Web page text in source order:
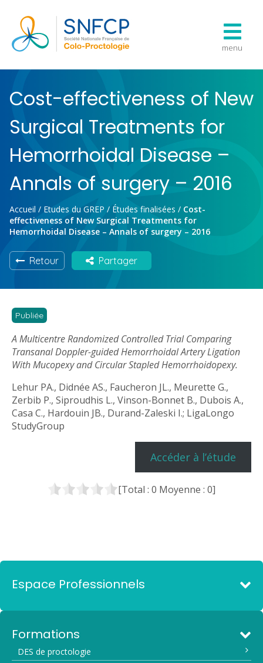
menu
Cost-effectiveness of New
Surgical Treatments for
Hemorrhoidal Disease –
Annals of surgery – 2016
Accueil / Etudes du GREP / Études finalisées / Cost-
effectiveness of New Surgical Treatments for
Hemorrhoidal Disease – Annals of surgery – 2016
Retour Partager
Publiée
A Multicentre Randomized Controlled Trial Comparing
Transanal Doppler-guided Hemorrhoidal Artery Ligation
With Mucopexy and Circular Stapled Hemorrhoidopexy.
Lehur PA., Didnée AS., Faucheron JL., Meurette G.,
Zerbib P., Siproudhis L., Vinson-Bonnet B., Dubois A.,
Casa C., Hardouin JB., Durand-Zaleski I.; LigaLongo
StudyGroup
Accéder à l’étude
[Total : 0 Moyenne : 0]
Espace Professionnels
Formations
DES de proctologie